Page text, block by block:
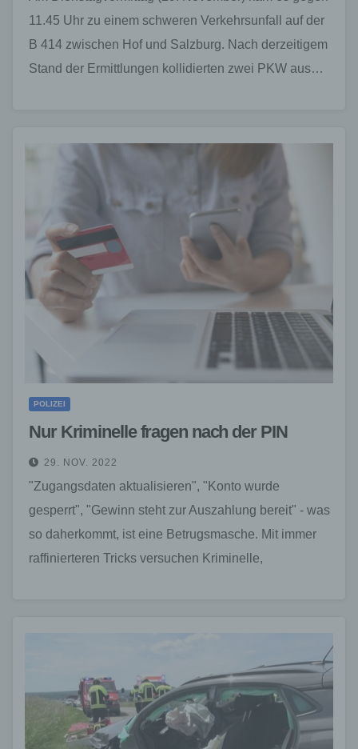
11.45 Uhr zu einem schweren Verkehrsunfall auf der
B 414 zwischen Hof und Salzburg. Nach derzeitigem
Stand der Ermittlungen kollidierten zwei PKW aus…
POLIZEI
Nur Kriminelle fragen nach der PIN
29. NOV. 2022
"Zugangsdaten aktualisieren", "Konto wurde
gesperrt", "Gewinn steht zur Auszahlung bereit" - was
so daherkommt, ist eine Betrugsmasche. Mit immer
raffinierteren Tricks versuchen Kriminelle,